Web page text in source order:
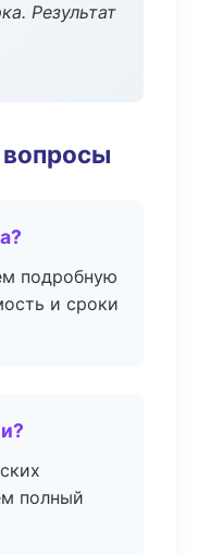
Результат
подробную
и сроки
полный